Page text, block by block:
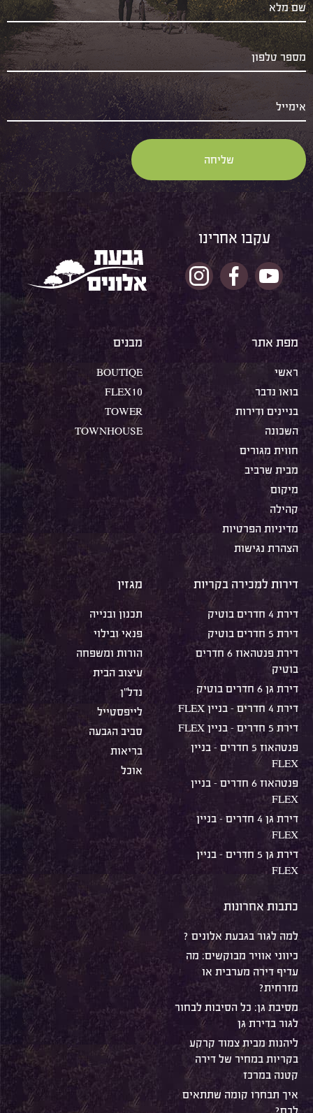
עקבו אחרינו
מפת אתר
ראשי
בואו נדבר
בניינים ודירות
השכונה
חווית מגורים
מבית שרביב
מיקום
קהילה
מדיניות הפרטיות
הצהרת נגישות
מבנים
BOUTIQE
FLEX10
TOWER
TOWNHOUSE
דירות למכירה בקריות
דירת 4 חדרים בוטיק
דירת 5 חדרים בוטיק
דירת פנטהאוז 6 חדרים
בוטיק
דירת גן 6 חדרים בוטיק
דירת 4 חדרים – בניין FLEX
דירת 5 חדרים – בניין FLEX
פנטהאוז 5 חדרים – בניין
FLEX
פנטהאוז 6 חדרים – בניין
FLEX
דירת גן 4 חדרים – בניין
FLEX
דירת גן 5 חדרים – בניין
FLEX
מגזין
תכנון ובנייה
פנאי ובילוי
הורות ומשפחה
עיצוב הבית
נדל"ן
לייפסטייל
סביב הגבעה
בריאות
אוכל
כתבות אחרונות
למה לגור בגבעת אלונים ?
כיווני אוויר מבוקשים: מה
עדיף דירה מערבית או
מזרחית?
מסיבת גן: כל הסיבות לבחור
לגור בדירת גן
ליהנות מבית צמוד קרקע
בקריות במחיר של דירה
קטנה במרכז
איך תבחרו קומה שתתאים